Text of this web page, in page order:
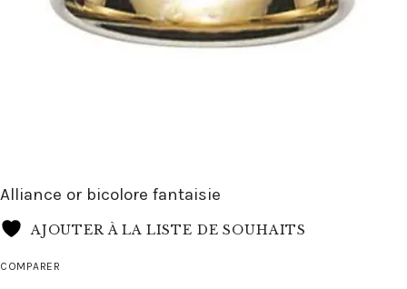
Alliance or bicolore fantaisie
AJOUTER À LA LISTE DE SOUHAITS
COMPARER